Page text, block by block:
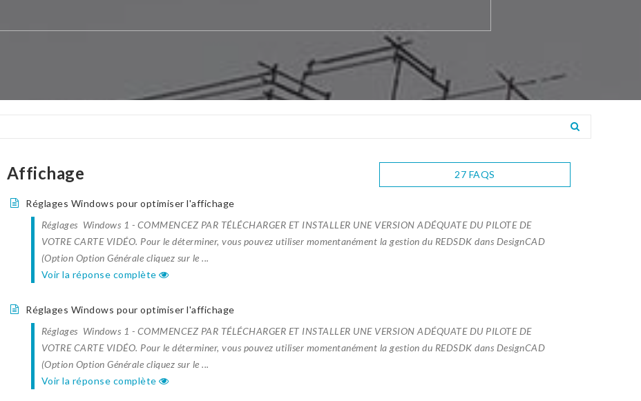
Affichage 27 FAQS
Réglages Windows pour optimiser l'affichage
Réglages Windows 1 - COMMENCEZ PAR TÉLÉCHARGER ET INSTALLER UNE VERSION ADÉQUATE DU PILOTE DE
VOTRE CARTE VIDÉO. Pour le déterminer, vous pouvez utiliser momentanément la gestion du REDSDK dans DesignCAD
(Option Option Générale cliquez sur le ...
Voir la réponse complète
Réglages Windows pour optimiser l'affichage
Réglages Windows 1 - COMMENCEZ PAR TÉLÉCHARGER ET INSTALLER UNE VERSION ADÉQUATE DU PILOTE DE
VOTRE CARTE VIDÉO. Pour le déterminer, vous pouvez utiliser momentanément la gestion du REDSDK dans DesignCAD
(Option Option Générale cliquez sur le ...
Voir la réponse complète